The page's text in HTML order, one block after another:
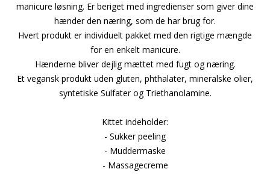
manicure løsning. Er beriget med ingredienser som giver dine
hænder den næring, som de har brug for.
Hvert produkt er individuelt pakket med den rigtige mængde
for en enkelt manicure.
Hænderne bliver dejlig mættet med fugt og næring.
Et vegansk produkt uden gluten, phthalater, mineralske olier,
syntetiske Sulfater og Triethanolamine.
Kittet indeholder:
- Sukker peeling
- Muddermaske
- Massagecreme